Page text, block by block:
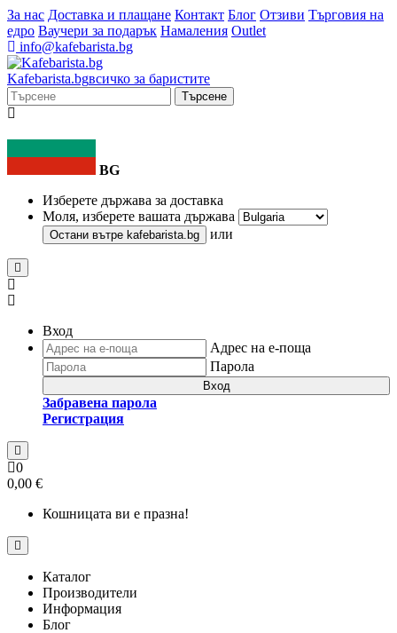
За нас Доставка и плащане Контакт Блог Отзиви Търговия на
едро Ваучери за подарък Намаления Outlet
info@kafebarista.bg
Kafebarista.bgвсичко за баристите
Търсене
BG
Изберете държава за доставка
Моля, изберете вашата държава
Остани вътре kafebarista.bg или
Вход
Адрес на е-поща
Парола
Вход
Забравена парола
Регистрация
0
0,00 €
Кошницата ви е празна!
Каталог
Производители
Информация
Блог